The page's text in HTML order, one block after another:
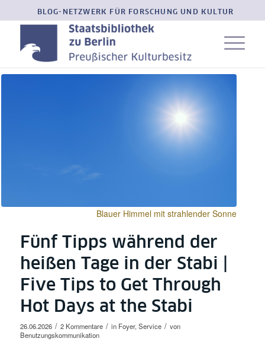
BLOG-NETZWERK FÜR FORSCHUNG UND KULTUR
Blauer Himmel mit strahlender Sonne
Fünf Tipps während der
heißen Tage in der Stabi |
Five Tips to Get Through
Hot Days at the Stabi
26.06.2026 / 2 Kommentare / in Foyer, Service / von
Benutzungskommunikation